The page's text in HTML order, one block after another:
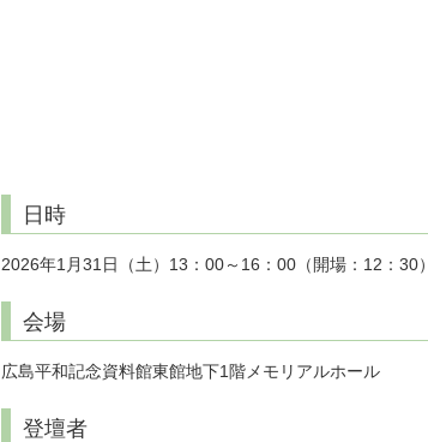
日時
2026年1月31日（土）13：00～16：00（開場：12：30）
会場
広島平和記念資料館東館地下1階メモリアルホール
登壇者